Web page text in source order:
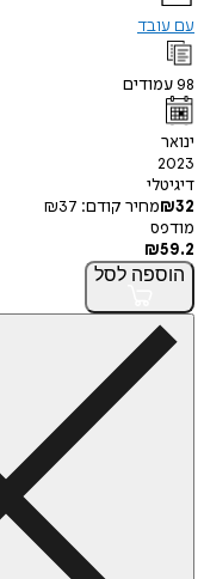
עם עובד
98עמודים
ינואר
2023
דיגיטלי
₪32 מחיר קודם: ₪37
מודפס
₪59.2
הוספה לסל